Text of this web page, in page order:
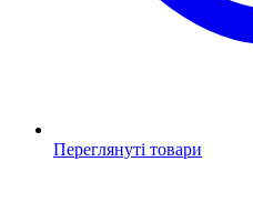
Переглянуті товари